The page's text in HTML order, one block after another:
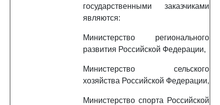
государственными заказчиками
являются:
Министерство регионального
развития Российской Федерации,
Министерство сельского
хозяйства Российской Федерации,
Министерство спорта Российской